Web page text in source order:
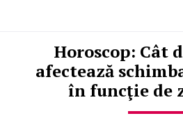
Horoscop: Cât
afectează
în funcţie de